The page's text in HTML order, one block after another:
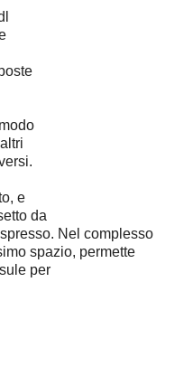
e
da
Nel complesso
spazio, permette
per